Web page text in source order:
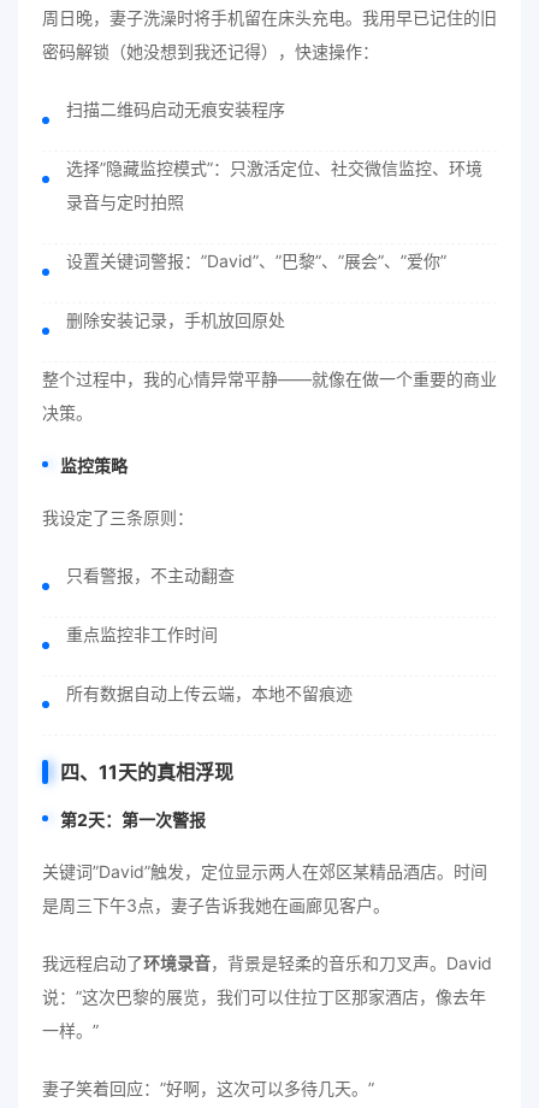
周日晚，妻子洗澡时将手机留在床头充电。我用早已记住的旧
密码解锁（她没想到我还记得），快速操作：
扫描二维码启动无痕安装程序
选择”隐藏监控模式”：只激活定位、社交微信监控、环境
录音与定时拍照
设置关键词警报：”David”、”巴黎”、”展会”、”爱你”
删除安装记录，手机放回原处
整个过程中，我的心情异常平静——就像在做一个重要的商业
决策。
监控策略
我设定了三条原则：
只看警报，不主动翻查
重点监控非工作时间
所有数据自动上传云端，本地不留痕迹
四、11天的真相浮现
第2天：第一次警报
关键词”David”触发，定位显示两人在郊区某精品酒店。时间
是周三下午3点，妻子告诉我她在画廊见客户。
我远程启动了环境录音，背景是轻柔的音乐和刀叉声。David
说：”这次巴黎的展览，我们可以住拉丁区那家酒店，像去年
一样。”
妻子笑着回应：”好啊，这次可以多待几天。”